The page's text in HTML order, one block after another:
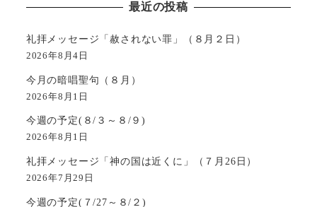
最近の投稿
礼拝メッセージ「赦されない罪」（８月２日）
2026年8月4日
今月の暗唱聖句（８月）
2026年8月1日
今週の予定(８/３～８/９)
2026年8月1日
礼拝メッセージ「神の国は近くに」（７月26日）
2026年7月29日
今週の予定(７/27～８/２)